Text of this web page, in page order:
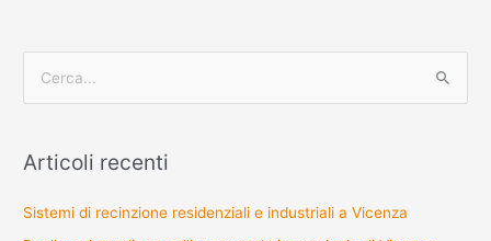
c
Articoli recenti
Sistemi di recinzione residenziali e industriali a Vicenza